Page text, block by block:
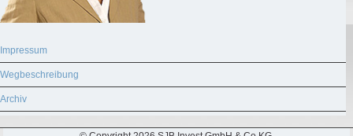
Impressum
Wegbeschreibung
Archiv